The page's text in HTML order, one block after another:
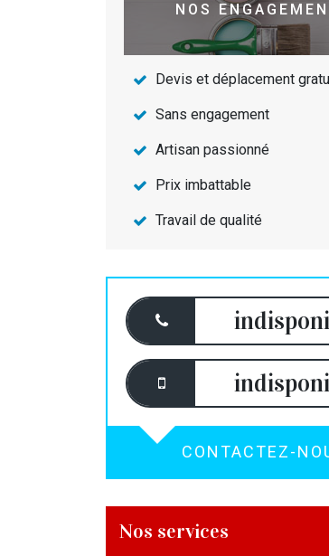
NOS
Devis et déplacement
Sans engagement
Artisan passionné
Prix imbattable
Travail de qualité
CONTACTEZ-
Nos services